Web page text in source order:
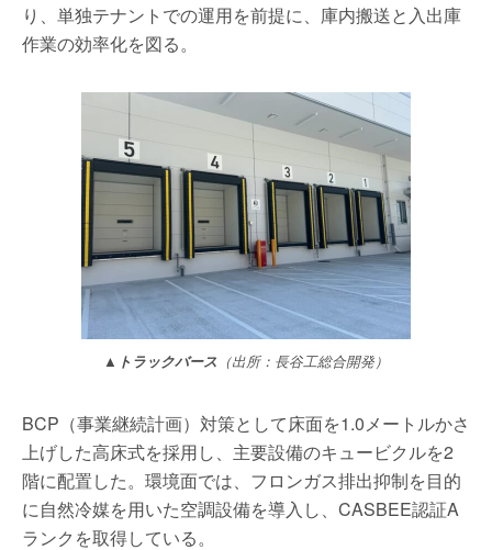
り、単独テナントでの運用を前提に、庫内搬送と入出庫
作業の効率化を図る。
▲トラックバース （出所：長谷工総合開発）
BCP（事業継続計画）対策として床面を1.0メートルかさ
上げした高床式を採用し、主要設備のキュービクルを2
階に配置した。環境面では、フロンガス排出抑制を目的
に自然冷媒を用いた空調設備を導入し、CASBEE認証A
ランクを取得している。